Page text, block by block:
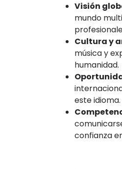
Visión
mundo
Cultura y
música y
humanidad.
este idioma.
confianza